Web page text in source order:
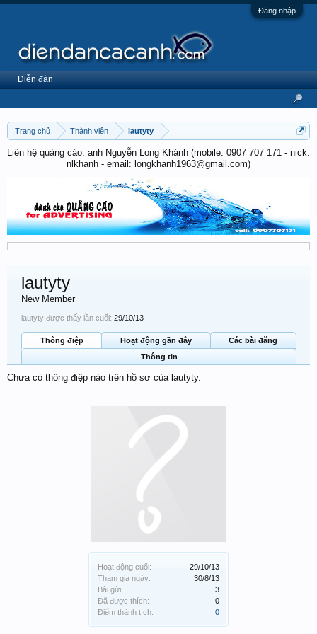
Đăng nhập
Trang chủ Thành viên lautyty
Liên hệ quảng cáo: anh Nguyễn Long Khánh (mobile: 0907 707 171 - nick:
nlkhanh - email: longkhanh1963@gmail.com)
Hoạt động cuối:
29/10/13
Tham gia ngày:
30/8/13
Bài gửi:
3
Đã được thích:
0
Điểm thành tích:
0
lautyty
New Member
lautyty được thấy lần cuối: 29/10/13
Thông điệp Hoạt động gần đây
Các bài đăng
Thông tin
Chưa có thông điệp nào trên hồ sơ của lautyty.
Diễn đàn